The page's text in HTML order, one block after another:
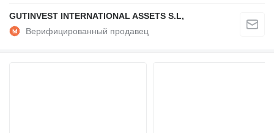
GUTINVEST INTERNATIONAL ASSETS S.L,